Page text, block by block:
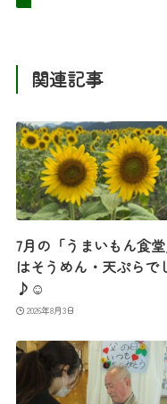
関連記事
7月の「うまいもん食堂
はそうめん・天ぷらで
♪☺
2026年8月3日